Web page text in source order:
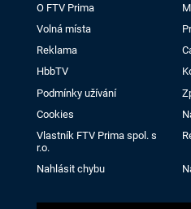
O FTV Prima
Volná místa
Reklama
HbbTV
Podmínky užívání
Cookies
Vlastník FTV Prima spol. s
r.o.
Nahlásit chybu